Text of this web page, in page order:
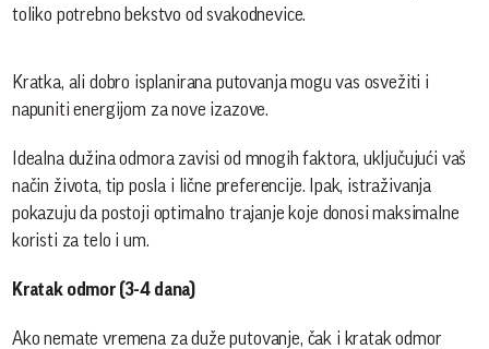
toliko potrebno bekstvo od svakodnevice.
Kratka, ali dobro isplanirana putovanja mogu vas osvežiti i
napuniti energijom za nove izazove.
Idealna dužina odmora zavisi od mnogih faktora, uključujući vaš
način života, tip posla i lične preferencije. Ipak, istraživanja
pokazuju da postoji optimalno trajanje koje donosi maksimalne
koristi za telo i um.
Kratak odmor (3-4 dana)
Ako nemate vremena za duže putovanje, čak i kratak odmor